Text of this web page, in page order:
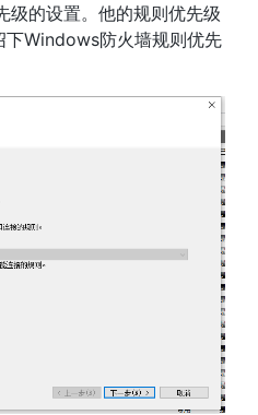
级的设置。他的规则优先级
下Windows防火墙规则优先